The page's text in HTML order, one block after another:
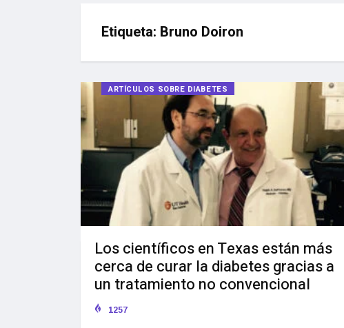
Etiqueta: Bruno Doiron
ARTÍCULOS SOBRE DIABETES
Los científicos en Texas están más
cerca de curar la diabetes gracias a
un tratamiento no convencional
1257